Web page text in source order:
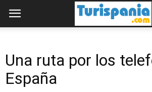
Una ruta por los
España